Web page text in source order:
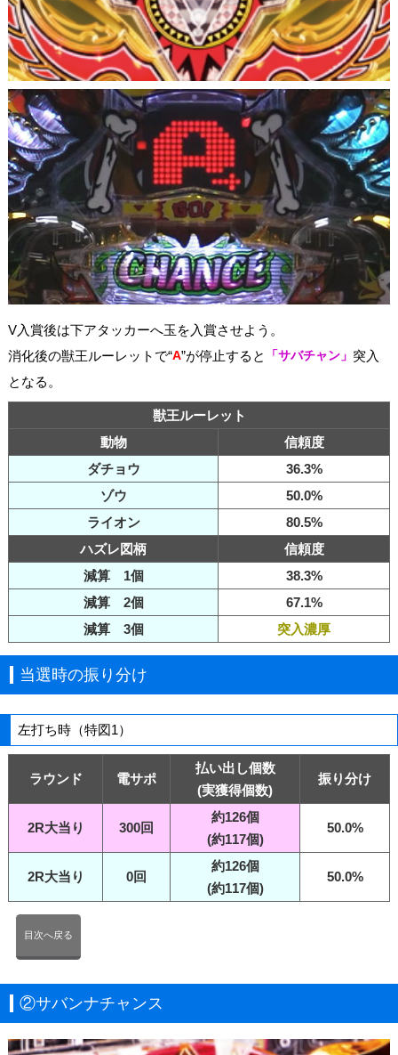
V入賞後は下アタッカーへ玉を入賞させよう。
消化後の獣王ルーレットで“A”が停止すると 「サバチャン」 突入
となる。
獣王ルーレット
動物
信頼度
ダチョウ
36.3%
ゾウ
50.0%
ライオン
80.5%
ハズレ図柄
信頼度
減算 1個
38.3%
減算 2個
67.1%
減算 3個
突入濃厚
当選時の振り分け
左打ち時（特図1）
ラウンド 電サポ
払い出し個数
(実獲得個数)
振り分け
2R大当り 300回
約126個
(約117個)
50.0%
2R大当り 0回
約126個
(約117個)
50.0%
目次へ戻る
②サバンナチャンス